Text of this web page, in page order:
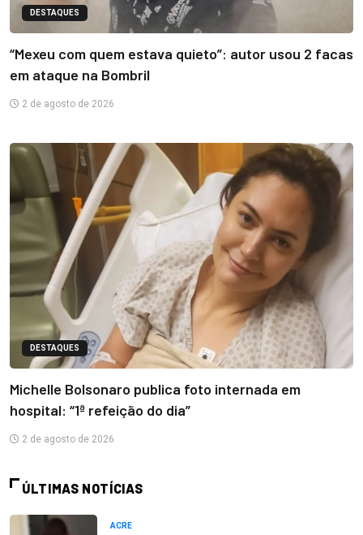
DESTAQUES
“Mexeu com quem estava quieto”: autor usou 2 facas
em ataque na Bombril
2 de agosto de 2026
DESTAQUES
Michelle Bolsonaro publica foto internada em
hospital: “1ª refeição do dia”
2 de agosto de 2026
ÚLTIMAS NOTÍCIAS
ACRE